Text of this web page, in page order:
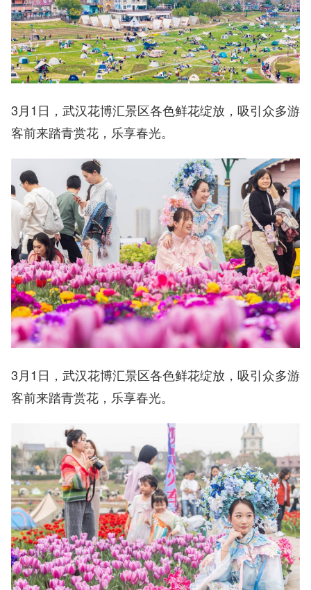
3月1日，武汉花博汇景区各色鲜花绽放，吸引众多游
客前来踏青赏花，乐享春光。
3月1日，武汉花博汇景区各色鲜花绽放，吸引众多游
客前来踏青赏花，乐享春光。